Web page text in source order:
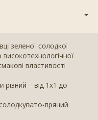
зеленої солодкої
властивості
– від 1х1 до
пряний